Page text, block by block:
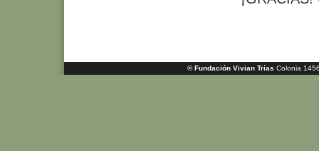
© Fundación Vivian Trías Colonia